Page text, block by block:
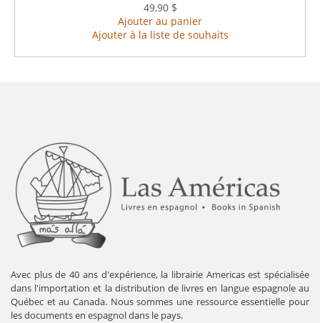
49,90 $
Ajouter au panier
Ajouter à la liste de souhaits
Avec plus de 40 ans d'expérience, la librairie Americas est spécialisée
dans l'importation et la distribution de livres en langue espagnole au
Québec et au Canada. Nous sommes une ressource essentielle pour
les documents en espagnol dans le pays.